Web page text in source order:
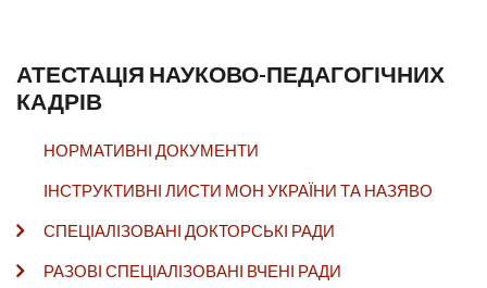
АТЕСТАЦІЯ НАУКОВО-ПЕДАГОГІЧНИХ
КАДРІВ
НОРМАТИВНІ ДОКУМЕНТИ
ІНСТРУКТИВНІ ЛИСТИ МОН УКРАЇНИ ТА НАЗЯВО
СПЕЦІАЛІЗОВАНІ ДОКТОРСЬКІ РАДИ
РАЗОВІ СПЕЦІАЛІЗОВАНІ ВЧЕНІ РАДИ